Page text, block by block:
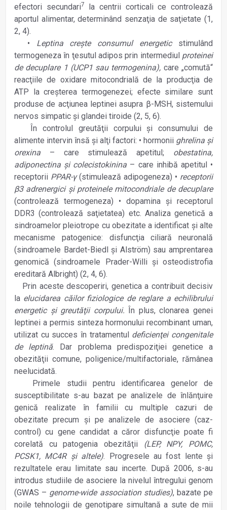
efectori secundari7
la centrii corticali ce controlează
aportul alimentar, determinând senzaţia de saţietate (1,
2, 4).
• Leptina creşte consumul energeticstimulând
termogeneza în ţesutul adipos prin intermediul proteinei
de decuplare 1 (UCP1 sau termogenina), care „comută“
reacţiile de oxidare mitocondrială de la producţia de
ATP la creşterea termogenezei; efecte similare sunt
produse de acţiunea leptinei asupra β-MSH, sistemului
nervos simpatic şi glandei tiroide (2, 5, 6).
În controlul greutăţii corpului şi consumului de
alimente intervin însă şi alţi factori: • hormonii ghrelina şi
orexina – care stimulează apetitul; obestatina,
adiponectina şi colecistokinina – care inhibă apetitul •
receptorii PPAR-γ(stimulează adipogeneza) • receptorii
β3 adrenergici şi proteinele mitocondriale de decuplare
(controlează termogeneza) • dopamina şi receptorul
DDR3 (controlează saţietatea) etc. Analiza genetică a
sindroamelor pleiotrope cu obezitate a identificat şi alte
mecanisme patogenice: disfuncţia ciliară neuronală
(sindroamele Bardet-Biedl şi Alström) sau amprentarea
genomică (sindroamele Prader-Willi şi osteodistrofia
ereditară Albright) (2, 4, 6).
Prin aceste descoperiri, genetica a contribuit decisiv
la elucidarea căilor fiziologice de reglare a echilibrului
energetic şi greutăţii corpului. În plus, clonarea genei
leptinei a permis sinteza hormonului recombinant uman,
utilizat cu succes în tratamentul deficienţei congenitale
de leptină. Dar problema predispoziţiei genetice a
obezităţii comune, poligenice/multifactoriale, rămânea
neelucidată.
Primele studii pentru identificarea genelor de
susceptibilitate s-au bazat pe analizele de înlănţuire
genică realizate în familii cu multiple cazuri de
obezitate precum şi pe analizele de asociere (caz-
control) cu gene candidat a căror disfuncţie poate fi
corelată cu patogenia obezităţii (LEP, NPY, POMC,
PCSK1, MC4R şi altele). Progresele au fost lente şi
rezultatele erau limitate sau incerte. După 2006, s-au
introdus studiile de asociere la nivelul întregului genom
(GWAS – genome-wide association studies), bazate pe
noile tehnologii de genotipare simultană a sute de mii